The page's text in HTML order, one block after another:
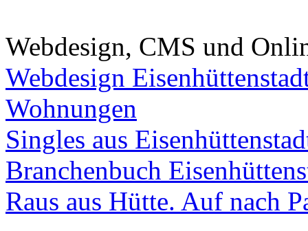
Webdesign, CMS und
Webdesign
Wohnungen
Singles aus
Branchenbuch
Raus aus Hütte. Auf nach